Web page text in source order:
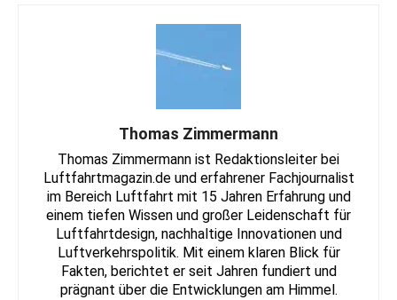
Thomas Zimmermann
Thomas Zimmermann ist Redaktionsleiter bei
Luftfahrtmagazin.de und erfahrener Fachjournalist
im Bereich Luftfahrt mit 15 Jahren Erfahrung und
einem tiefen Wissen und großer Leidenschaft für
Luftfahrtdesign, nachhaltige Innovationen und
Luftverkehrspolitik. Mit einem klaren Blick für
Fakten, berichtet er seit Jahren fundiert und
prägnant über die Entwicklungen am Himmel.